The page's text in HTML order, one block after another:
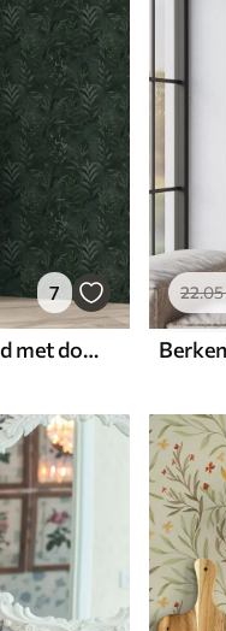
7
Donkergroene achtergrond met doorschijnende bladeren
22.05